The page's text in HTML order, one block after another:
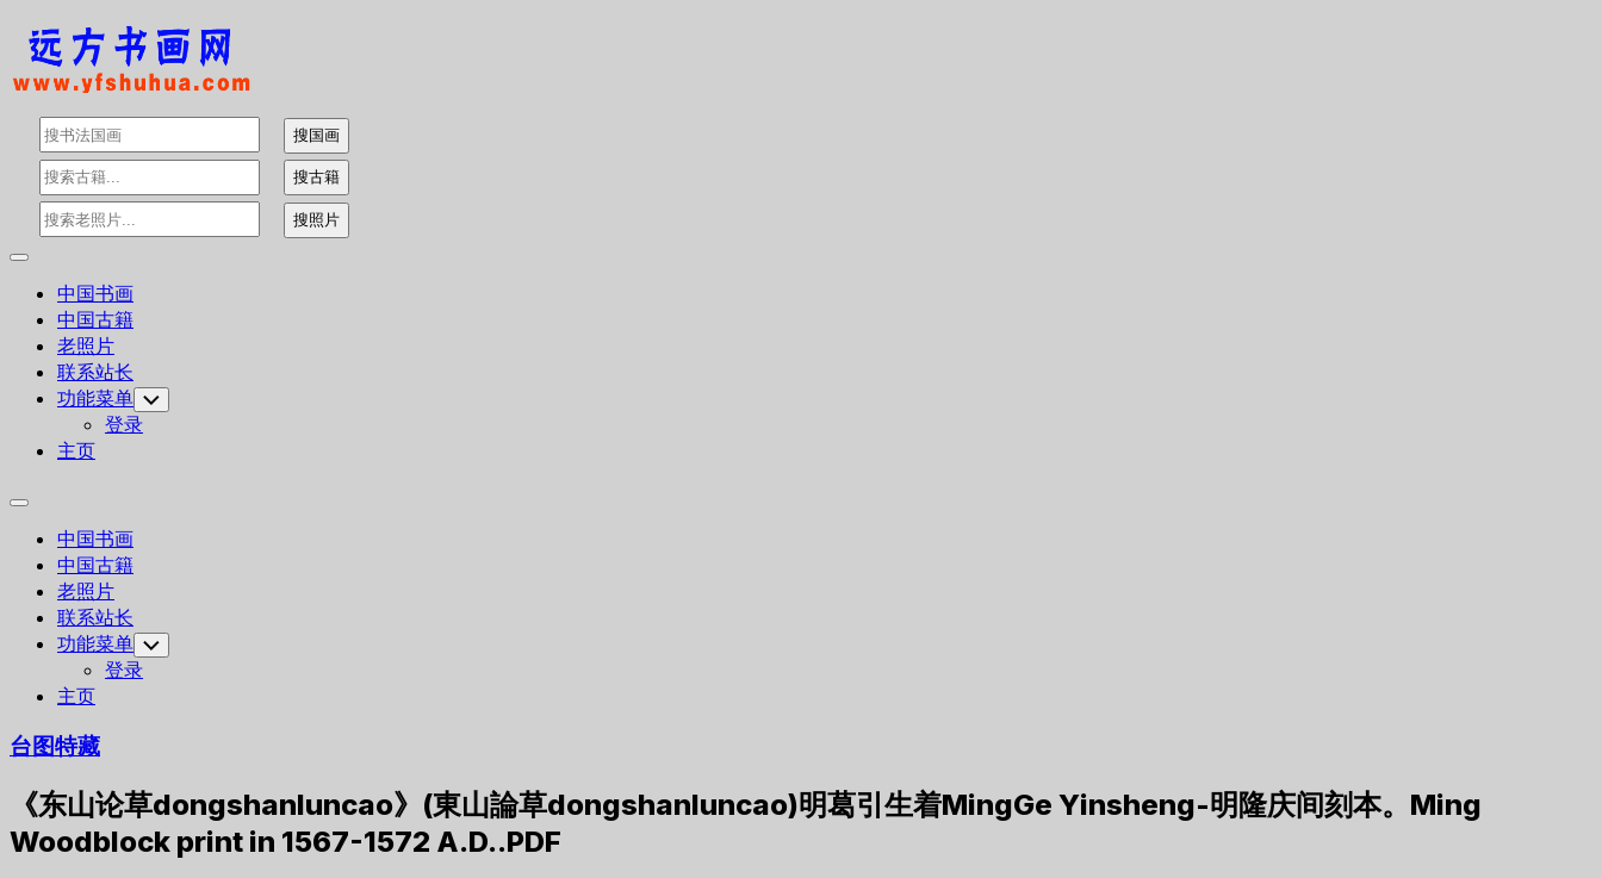
Skip
content
Expand
中国书画
中国古籍
老照片
联系站长
功能菜单 Toggle
Child
Menu
登录
主页
Expand
中国书画
中国古籍
老照片
联系站长
功能菜单 Toggle
Child
Menu
登录
主页
台图特藏
《东山论草dongshanluncao》(東山論草dongshanluncao)明葛引生着MingGe Yinsheng-明隆庆间刻本。Ming
Woodblock print in 1567-1572 A.D..PDF